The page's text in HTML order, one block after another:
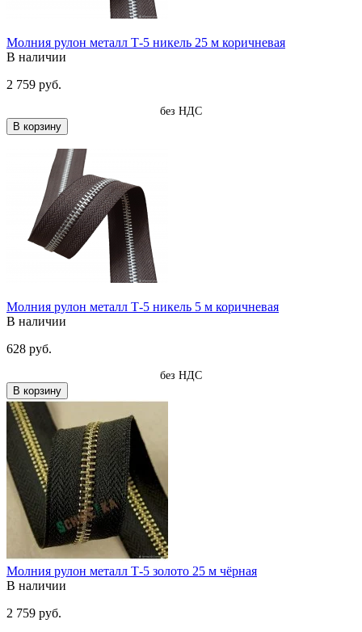
Молния рулон металл Т-5 никель 25 м коричневая
В наличии
2 759 руб.
без НДС
В корзину
Молния рулон металл Т-5 никель 5 м коричневая
В наличии
628 руб.
без НДС
В корзину
Молния рулон металл Т-5 золото 25 м чёрная
В наличии
2 759 руб.